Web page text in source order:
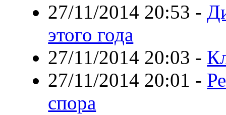
27/11/2014 20:53 -
этого года
27/11/2014 20:03 -
27/11/2014 20:01 -
спора